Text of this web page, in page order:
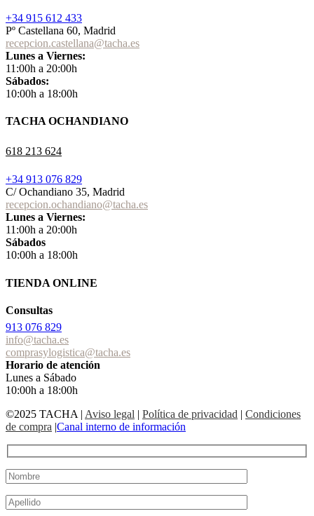
+34 915 612 433
Pº Castellana 60, Madrid
recepcion.castellana@tacha.es
Lunes a Viernes:
11:00h a 20:00h
Sábados:
10:00h a 18:00h
TACHA OCHANDIANO
618 213 624
+34 913 076 829
C/ Ochandiano 35, Madrid
recepcion.ochandiano@tacha.es
Lunes a Viernes:
11:00h a 20:00h
Sábados
10:00h a 18:00h
TIENDA ONLINE
Consultas
913 076 829
info@tacha.es
comprasylogistica@tacha.es
Horario de atención
Lunes a Sábado
10:00h a 18:00h
©2025 TACHA | Aviso legal | Política de privacidad | Condiciones
de compra |Canal interno de información